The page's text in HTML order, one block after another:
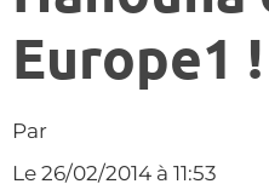
Europe1 !
Par
Le 26/02/2014 à 11:53